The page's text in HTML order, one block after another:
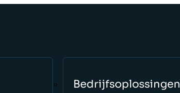
Bedrijfsoplossingen